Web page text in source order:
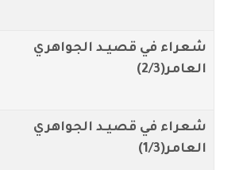
شعراء في قصيـد الجواهري
العامر(2/3)
شعراء في قصيـد الجواهري
العامر(1/3)